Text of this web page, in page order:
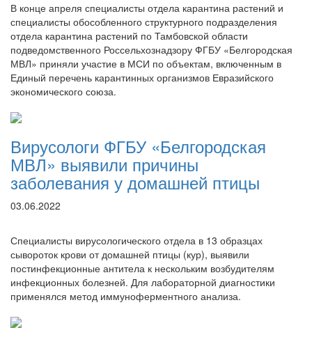
В конце апреля специалисты отдела карантина растений и
специалисты обособленного структурного подразделения
отдела карантина растений по Тамбовской области
подведомственного Россельхознадзору ФГБУ «Белгородская
МВЛ» приняли участие в МСИ по объектам, включенным в
Единый перечень карантинных организмов Евразийского
экономического союза.
Вирусологи ФГБУ «Белгородская
МВЛ» выявили причины
заболевания у домашней птицы
03.06.2022
Специалисты вирусологического отдела в 13 образцах
сывороток крови от домашней птицы (кур), выявили
постинфекционные антитела к нескольким возбудителям
инфекционных болезней. Для лабораторной диагностики
применялся метод иммуноферментного анализа.